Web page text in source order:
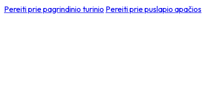
Pereiti prie pagrindinio turinio Pereiti prie puslapio apačios